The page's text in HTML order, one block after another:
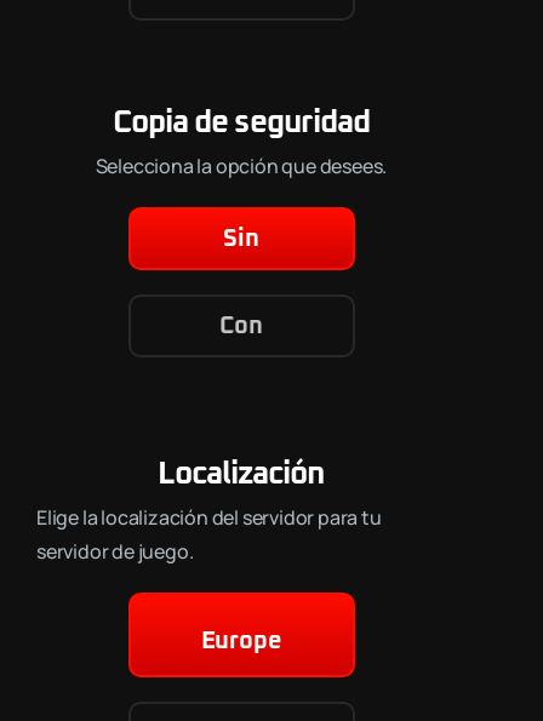
Copia de seguridad
Selecciona la opción que desees.
Sin
Con
Localización
Elige la localización del servidor para tu
servidor de juego.
Europe